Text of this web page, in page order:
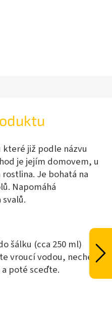
již podle názvu
je jejím domovem, u
Je bohatá na
Napomáhá
šálku (cca 250 ml)
vroucí vodou, nechejte
a poté sceďte.